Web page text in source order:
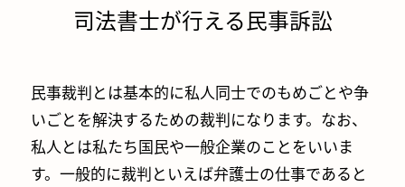
司法書士が行える民事訴訟
民事裁判とは基本的に私人同士でのもめごとや争
いごとを解決するための裁判になります。なお、
私人とは私たち国民や一般企業のことをいいま
す。一般的に裁判といえば弁護士の仕事であると